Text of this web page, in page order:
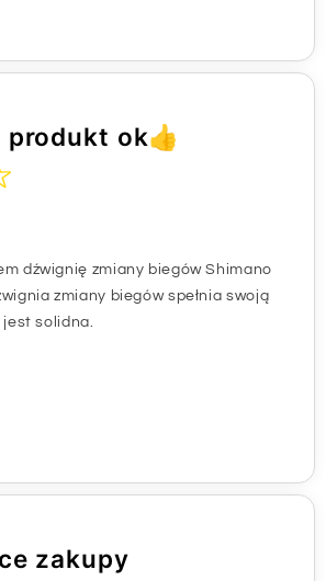
produkt ok👍
dźwignię zmiany biegów Shimano
zmiany biegów spełnia swoją
solidna.
zakupy